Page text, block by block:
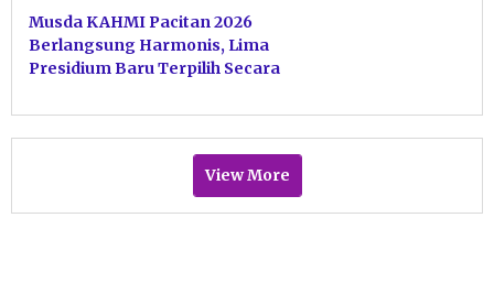
Musda KAHMI Pacitan 2026
Berlangsung Harmonis, Lima
Presidium Baru Terpilih Secara
View More